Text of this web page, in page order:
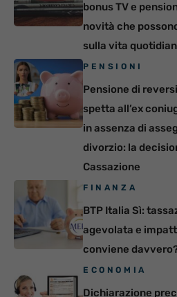
bonus TV e
novità che
sulla vita
PENSIONI
Pensione di
spetta all’ex
in assenza di
divorzio: la
Cassazione
FINANZA
BTP Italia Sì:
agevolata e
conviene
ECONOMIA
Dichiarazione